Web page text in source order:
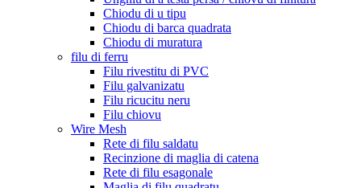
Chiodu di u tipu
Chiodu di barca quadrata
Chiodu di muratura
filu di ferru
Filu rivestitu di PVC
Filu galvanizatu
Filu ricucitu neru
Filu chiovu
Wire Mesh
Rete di filu saldatu
Recinzione di maglia di catena
Rete di filu esagonale